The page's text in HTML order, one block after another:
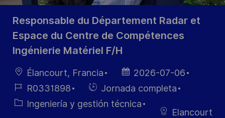
Responsable du Département Radar et
Espace du Centre de Compétences
Ingénierie Matériel F/H
Ubicación
Élancourt, Francia
Fecha de
publicación
2026-07-06
ID de
empleo
R0331898
Hiring
Type
Jornada completa
Categoría
Ingeniería y gestión técnica
Elancourt